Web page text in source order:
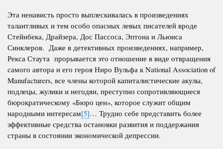
Эта ненависть просто выплескивалась в произведениях
талантливых и тем особо опасных левых писателей вроде
Стейнбека, Драйзера, Дос Пассоса, Эптона и Льюиса
Синклеров. Даже в детективных произведениях, например,
Рекса Стаута прорывается это отношение в виде отвращения
самого автора и его героя Ниро Вульфа к National Association of
Manufacturers, все члены которой капиталистические акулы,
подлецы, жулики и негодяи, преступно сопротивляющиеся
бюрократическому «Бюро цен», которое служит общим
народными интересам[5]… Трудно себе представить более
эффективные средства остановки развития и поддержания
страны в состоянии экономической депрессии.